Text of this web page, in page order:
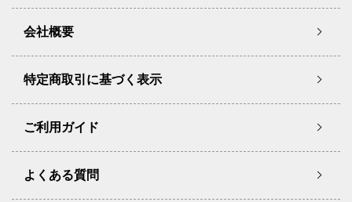
会社概要
特定商取引に基づく表示
ご利用ガイド
よくある質問